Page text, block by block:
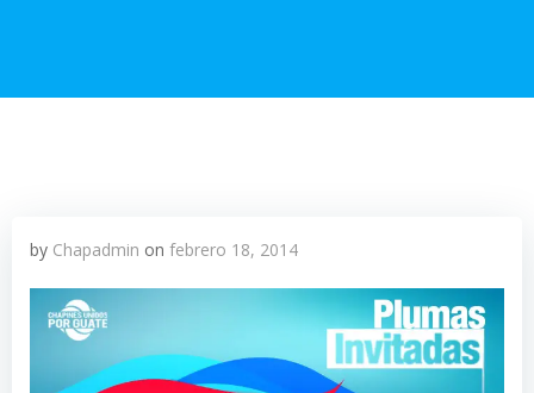
by Chapadmin on febrero 18, 2014